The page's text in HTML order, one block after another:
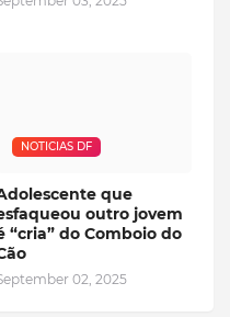
NOTICIAS DF
que
outro jovem
“cria” do Comboio do
02, 2025